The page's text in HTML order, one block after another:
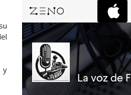
y